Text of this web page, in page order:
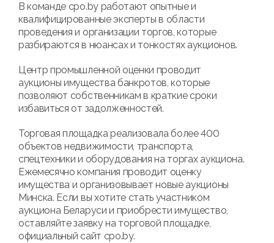
В команде cpo.by работают опытные и
квалифицированные эксперты в области
проведения и организации торгов, которые
разбираются в нюансах и тонкостях аукционов.
Центр промышленной оценки проводит
аукционы имущества банкротов, которые
позволяют собственникам в краткие сроки
избавиться от задолженностей.
Торговая площадка реализовала более 400
объектов недвижимости, транспорта,
спецтехники и оборудования на торгах аукциона.
Ежемесячно компания проводит оценку
имущества и организовывает новые аукционы
Минска. Если вы хотите стать участником
аукциона Беларуси и приобрести имущество,
оставляйте заявку на торговой площадке,
официальный сайт cpo.by.